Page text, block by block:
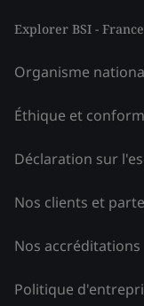
Explorer BSI - France
Organisme
Éthique et
Déclaration sur
Nos clients et
Nos accréditations
Politique